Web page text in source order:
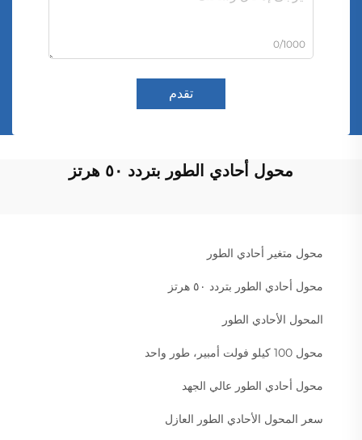
0/1000
تقدم
محول أحادي الطور بتردد ٥٠ هرتز
محول متغير أحادي الطور
محول أحادي الطور بتردد ٥٠ هرتز
المحول الأحادي الطور
محول 100 كيلو فولت أمبير، طور واحد
محول أحادي الطور عالي الجهد
سعر المحول الأحادي الطور العازل